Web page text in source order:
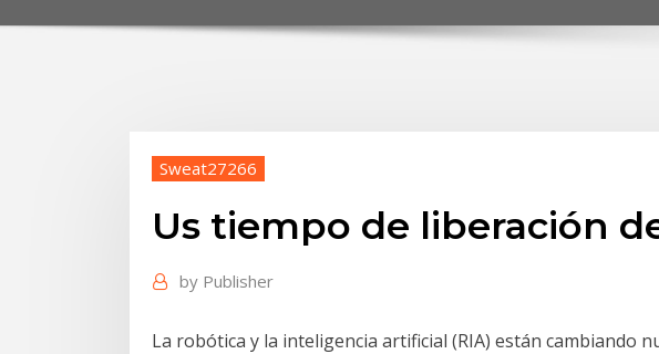
Sweat27266
Us tiempo de liberación
by Publisher
La robótica y la inteligencia artificial (RIA) están cambiando